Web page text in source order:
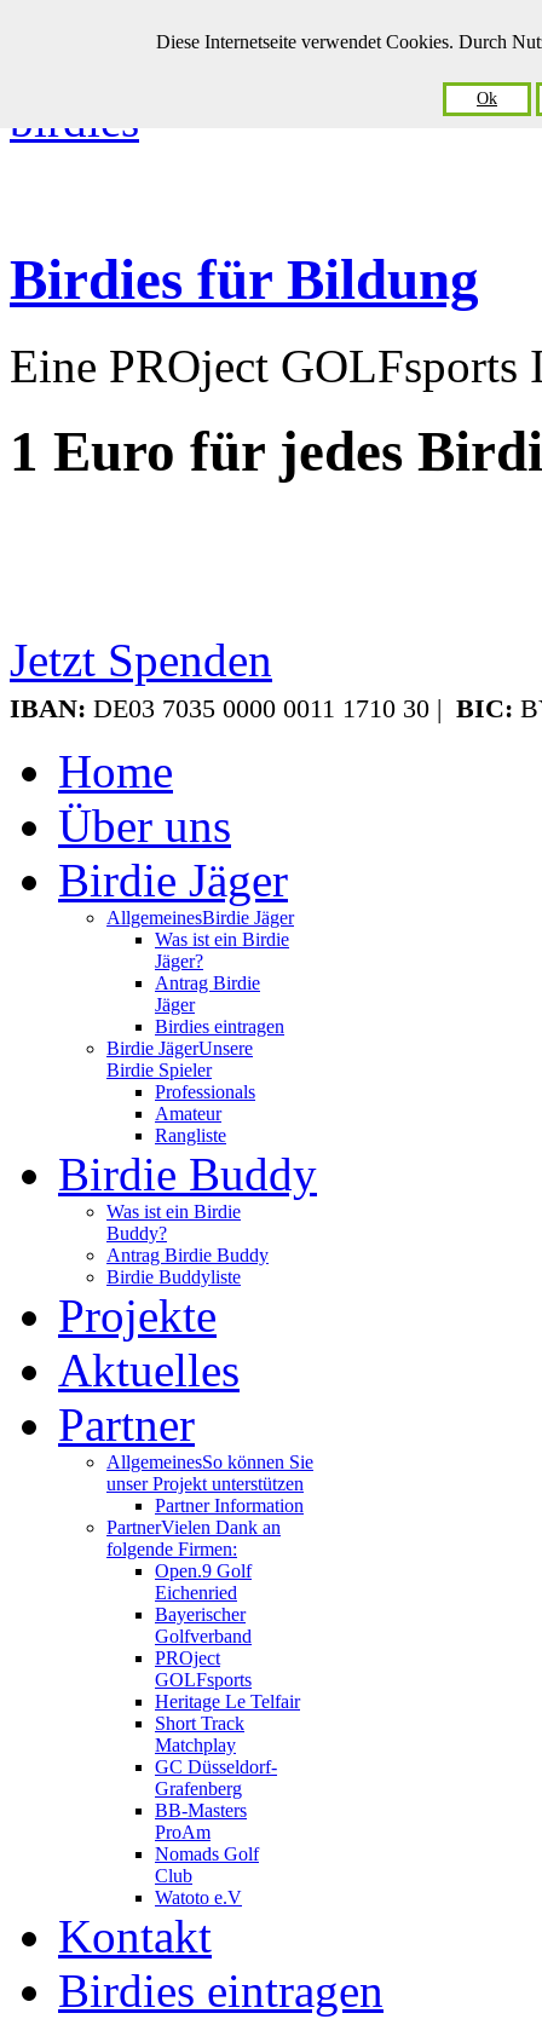
Birdies für Bildung
Eine PROject GOLFsports
1 Euro für jedes
Jetzt Spenden
IBAN: DE03 7035 0000 0011 1710 30 | BIC:
Home
Über uns
Birdie Jäger
AllgemeinesBirdie Jäger
Was ist ein Birdie
Jäger?
Antrag Birdie
Jäger
Birdies eintragen
Birdie JägerUnsere
Birdie Spieler
Professionals
Amateur
Rangliste
Birdie Buddy
Was ist ein Birdie
Buddy?
Antrag Birdie Buddy
Birdie Buddyliste
Projekte
Aktuelles
Partner
AllgemeinesSo können Sie
unser Projekt unterstützen
Partner Information
PartnerVielen Dank an
folgende Firmen:
Open.9 Golf
Eichenried
Bayerischer
Golfverband
PROject
GOLFsports
Heritage Le Telfair
Short Track
Matchplay
GC Düsseldorf-
Grafenberg
BB-Masters
ProAm
Nomads Golf
Club
Watoto e.V
Kontakt
Birdies eintragen
Diese Internetseite verwendet Cookies. Durch
Ok